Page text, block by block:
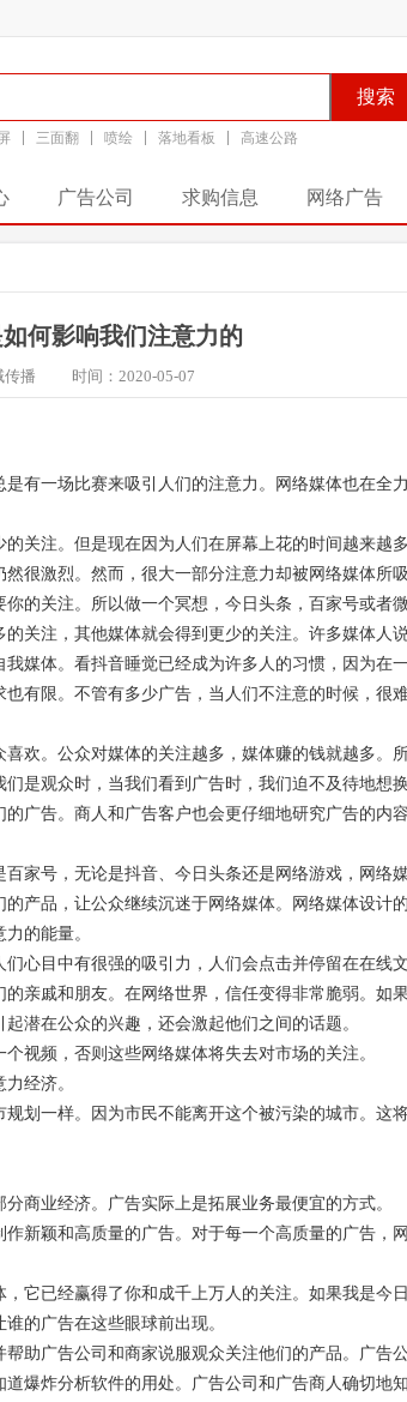
搜索
三面翻 喷绘 落地看板 高速公路
广告公司 求购信息 网络广告
何影响我们注意力的
传播 时间：2020-05-07
是有一场比赛来吸引人们的注意力。网络媒体也在全
关注。但是现在因为人们在屏幕上花的时间越来越
很激烈。然而，很大一部分注意力却被网络媒体所吸
的关注。所以做一个冥想， 今日头条 ， 百家号或者
关注，其他媒体就会得到更少的关注。许多媒体人
媒体。 看抖音睡觉已经成为许多人的习惯，因为在
有限。不管有多少广告，当人们不注意的时候，很
欢。公众对媒体的关注越多，媒体赚的钱就越多。
是观众时，当我们看到广告时，我们迫不及待地想
广告。商人和广告客户也会更仔细地研究广告的内
百家号 ，无论是抖音 今日头条还是网络游戏，网络
产品，让公众继续沉迷于网络媒体。网络媒体设计
的能量。
心目中有很强的吸引力，人们会点击并停留在在线
亲戚和朋友。在网络世界，信任变得非常脆弱。如
潜在公众的兴趣，还会激起他们之间的话题。
视频，否则这些网络媒体将失去对市场的关注。
经济。
划一样。因为市民不能离开这个被污染的城市。这
商业经济。广告实际上是拓展业务最便宜的方式。
新颖和高质量的广告。对于每一个高质量的广告，
它已经赢得了你和成千上万人的关注。如果我是今
谁的广告在这些眼球前出现。
助广告公司和商家说服观众关注他们的产品。广告
爆炸分析软件的用处。广告公司和广告商人确切地